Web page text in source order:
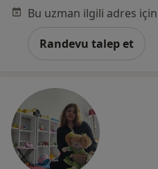
Randevu talep et